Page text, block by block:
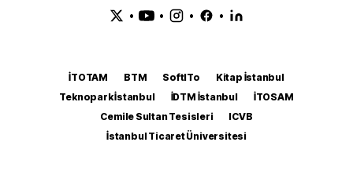
• • • •
İTOTAM BTM SoftITo
Kitap İstanbul
Teknopark İstanbul
İDTM İstanbul
İTOSAM
Cemile Sultan Tesisleri
ICVB
İstanbul Ticaret Üniversitesi